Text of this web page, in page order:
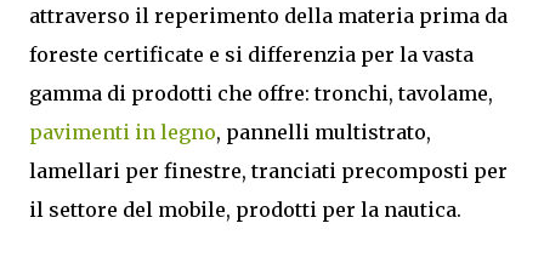
attraverso il reperimento della materia prima da
foreste certificate e si differenzia per la vasta
gamma di prodotti che offre: tronchi, tavolame,
pavimenti in legno, pannelli multistrato,
lamellari per finestre, tranciati precomposti per
il settore del mobile, prodotti per la nautica.